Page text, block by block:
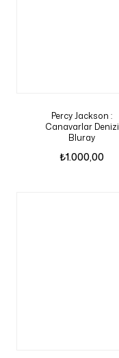
Percy Jackson :
Canavarlar Denizi
Bluray
₺1.000,00